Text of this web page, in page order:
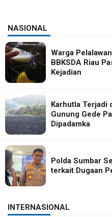
NASIONAL
Warga
BBKSDA Riau
Kejadian
Karhutla Terjadi
Gunung Gede
Dipadamka
Polda Sumbar
terkait Dugaan
INTERNASIONAL